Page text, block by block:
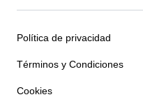
Política de privacidad
Términos y Condiciones
Cookies